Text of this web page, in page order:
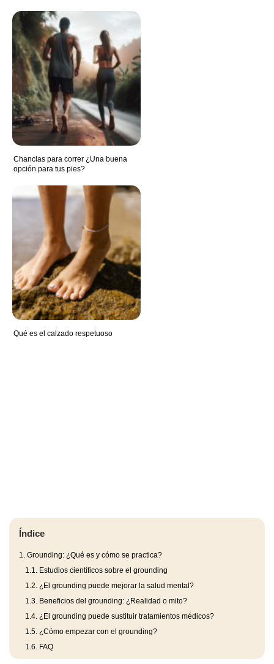
Chanclas para correr ¿Una buena
opción para tus pies?
Qué es el calzado respetuoso
Índice
1. Grounding: ¿Qué es y cómo se practica?
1.1. Estudios científicos sobre el grounding
1.2. ¿El grounding puede mejorar la salud mental?
1.3. Beneficios del grounding: ¿Realidad o mito?
1.4. ¿El grounding puede sustituir tratamientos médicos?
1.5. ¿Cómo empezar con el grounding?
1.6. FAQ